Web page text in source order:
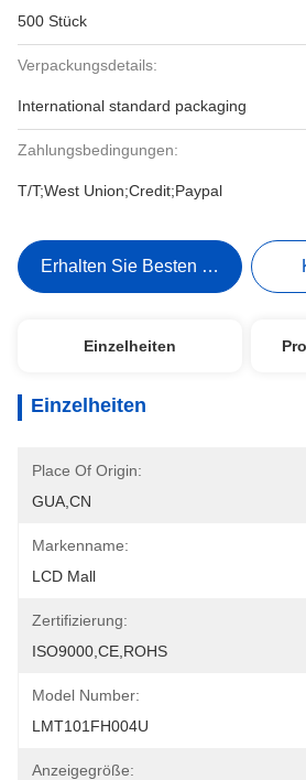
500 Stück
Verpackungsdetails:
International standard packaging
Zahlungsbedingungen:
T/T;West Union;Credit;Paypal
Erhalten Sie Besten Preis
Einzelheiten
Einzelheiten
Place Of Origin:
GUA,CN
Markenname:
LCD Mall
Zertifizierung:
ISO9000,CE,ROHS
Model Number:
LMT101FH004U
Anzeigegröße: